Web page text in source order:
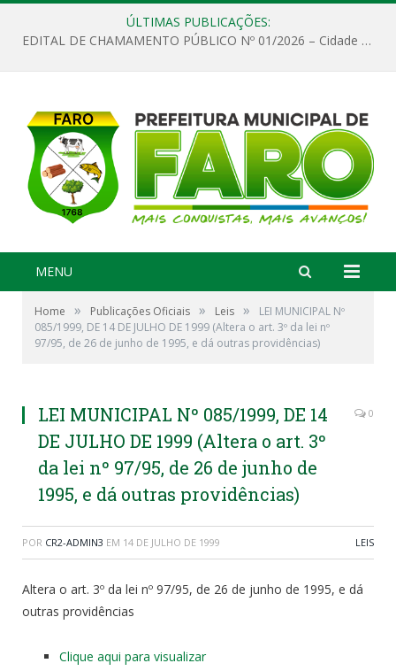
ÚLTIMAS PUBLICAÇÕES:
EDITAL DE CHAMAMENTO PÚBLICO Nº 01/2026 – Cidade de Faro
MENU
Home » Publicações Oficiais » Leis »
LEI MUNICIPAL Nº
085/1999, DE 14 DE JULHO DE 1999 (Altera o art. 3º da lei nº
97/95, de 26 de junho de 1995, e dá outras providências)
LEI MUNICIPAL Nº 085/1999, DE 14
DE JULHO DE 1999 (Altera o art. 3º
da lei nº 97/95, de 26 de junho de
1995, e dá outras providências)
0
POR CR2-ADMIN3 EM 14 DE JULHO DE 1999 LEIS
Altera o art. 3º da lei nº 97/95, de 26 de junho de 1995, e dá
outras providências
Clique aqui para visualizar